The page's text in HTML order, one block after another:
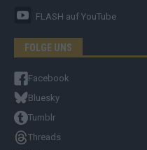
FLASH auf YouTube
FOLGE UNS
Facebook
Bluesky
Tumblr
Threads